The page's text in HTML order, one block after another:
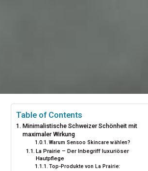
Table of Contents
Minimalistische Schweizer Schönheit mit
maximaler Wirkung
Warum Sensoo Skincare wählen?
La Prairie – Der Inbegriff luxuriöser
Hautpflege
Top-Produkte von La Prairie: